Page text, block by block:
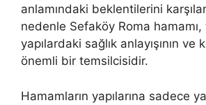
anlamındaki beklentilerini
nedenle Sefaköy Roma hamamı,
yapılardaki sağlık anlayışının ve
önemli bir temsilcisidir.
Hamamların yapılarına sadece